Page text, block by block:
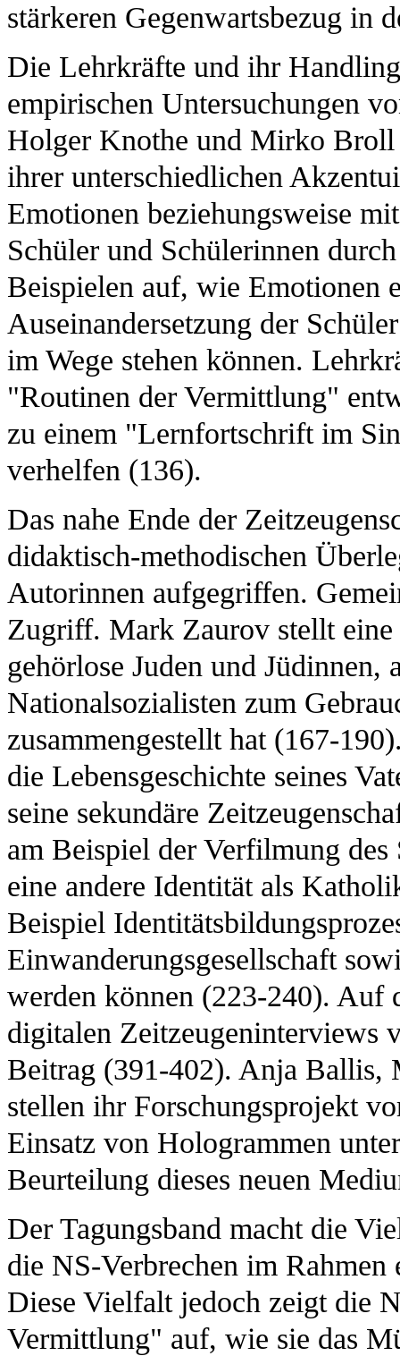
stärkeren Gegenwartsbezug in
Die Lehrkräfte und ihr
empirischen Untersuchungen
Holger Knothe und Mirko
ihrer unterschiedlichen
Emotionen beziehungsweise
Schüler und Schülerinnen
Beispielen auf, wie Emotionen
Auseinandersetzung der
im Wege stehen können.
"Routinen der Vermittlung"
zu einem "Lernfortschrift im
verhelfen (136).
Das nahe Ende der
didaktisch-methodischen
Autorinnen aufgegriffen.
Zugriff. Mark Zaurov stellt
gehörlose Juden und Jüdinnen,
Nationalsozialisten zum
zusammengestellt hat (167-
die Lebensgeschichte seines
seine sekundäre
am Beispiel der Verfilmung des
eine andere Identität als
Beispiel
Einwanderungsgesellschaft
werden können (223-240). Auf
digitalen Zeitzeugeninterviews
Beitrag (391-402). Anja Ballis,
stellen ihr Forschungsprojekt
Einsatz von Hologrammen
Beurteilung dieses neuen
Der Tagungsband macht die
die NS-Verbrechen im
Diese Vielfalt jedoch zeigt die
Vermittlung" auf, wie sie das